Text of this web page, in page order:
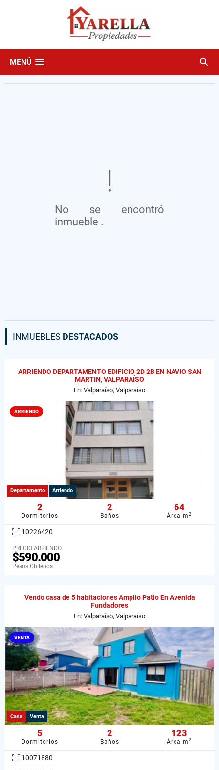
MENÚ
No se encontró
inmueble .
INMUEBLES DESTACADOS
ARRIENDO DEPARTAMENTO EDIFICIO 2D 2B EN NAVIO SAN
MARTIN, VALPARAÍSO
En: Valparaíso, Valparaiso
ARRIENDO
Departamento Arriendo
2
Dormitorios
2
Baños
64
Área m2
10226420
PRECIO ARRIENDO
$590.000
Pesos Chilenos
Vendo casa de 5 habitaciones Amplio Patio En Avenida
Fundadores
En: Valparaíso, Valparaiso
VENTA
Casa Venta
5
Dormitorios
2
Baños
123
Área m2
10071880